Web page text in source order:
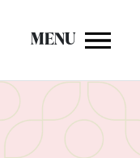
MENU